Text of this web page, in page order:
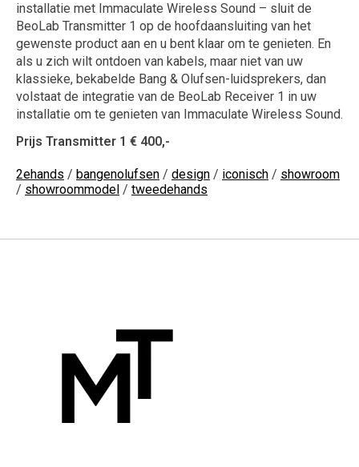
installatie met Immaculate Wireless Sound – sluit de
BeoLab Transmitter 1 op de hoofdaansluiting van het
gewenste product aan en u bent klaar om te genieten. En
als u zich wilt ontdoen van kabels, maar niet van uw
klassieke, bekabelde Bang & Olufsen-luidsprekers, dan
volstaat de integratie van de BeoLab Receiver 1 in uw
installatie om te genieten van Immaculate Wireless Sound.
Prijs Transmitter 1 € 400,-
2ehands / bangenolufsen / design / iconisch / showroom
/ showroommodel / tweedehands